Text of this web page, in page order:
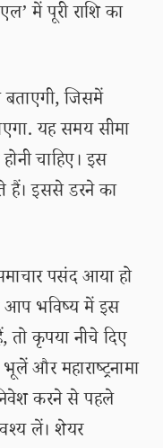
में पूरी राशि का
जिसमें
यह समय सीमा
चाहिए। इस
हैं। इससे डरने का
पसंद आया हो
भविष्य में इस
कृपया नीचे दिए
और महाराष्ट्रनामा
करने से पहले
लें। शेयर